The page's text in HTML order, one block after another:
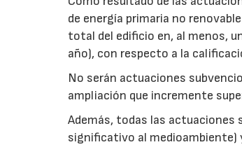
de energía primaria no
total del edificio en, al menos,
año), con respecto a la
No serán actuaciones
ampliación que incremente
Además, todas las actuaciones
significativo al